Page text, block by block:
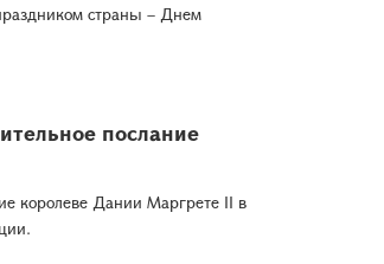
страны – Днем
послание
королеве Дании Маргрете II в